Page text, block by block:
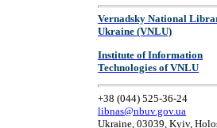
Vernadsky National
Ukraine (VNLU)
Institute of Information
Technologies of VNLU
+38 (044) 525-36-24
libnas@nbuv.gov.ua
Ukraine, 03039, Kyiv,